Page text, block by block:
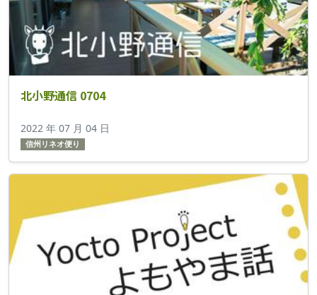
北小野通信 0704
2022 年 07 月 04 日
信州リネオ便り